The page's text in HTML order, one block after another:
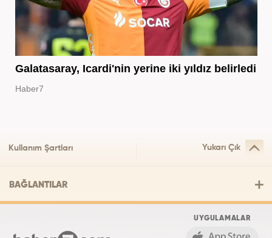
Galatasaray, Icardi'nin yerine iki yıldız belirledi
Haber7
Kullanım Şartları Yukarı Çık
BAĞLANTILAR
UYGULAMALAR